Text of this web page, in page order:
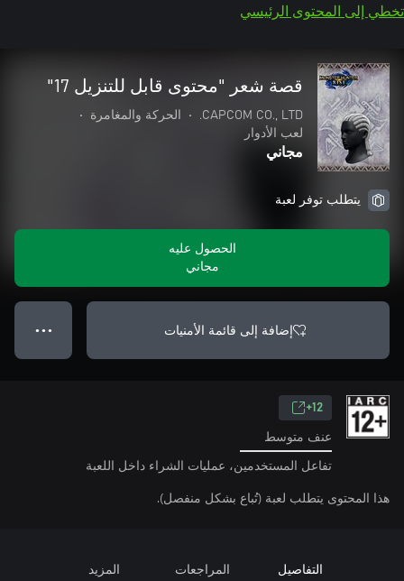
تخطي إلى المحتوى الرئيسي
قصة شعر "محتوى قابل للتنزيل 17"
CAPCOM CO., LTD.
• الحركة والمغامرة
•
لعب الأدوار
مجاني
يتطلب توفر لعبة
الحصول عليه
مجاني
إضافة إلى قائمة الأمنيات ● ● ●
12+
عنف متوسط
تفاعل المستخدمين، عمليات الشراء داخل اللعبة
هذا المحتوى يتطلب لعبة (تُباع بشكل منفصل).
التفاصيل المراجعات المزيد